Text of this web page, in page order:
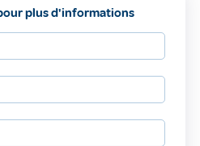
plus d'informations